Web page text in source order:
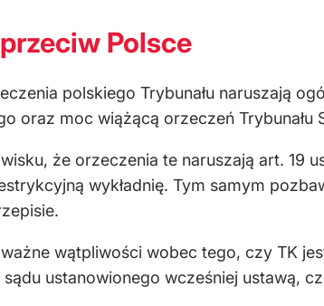
Polsce
polskiego Trybunału naruszają
oraz moc wiążącą orzeczeń Trybunału
że orzeczenia te naruszają art. 19
wykładnię. Tym samym
wątpliwości wobec tego, czy TK
ustanowionego wcześniej ustawą,